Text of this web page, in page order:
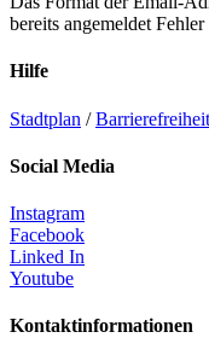
bereits angemeldet
Hilfe
Stadtplan /Barrierefreiheit
Social Media
Instagram
Facebook
Linked In
Youtube
Kontaktinformationen